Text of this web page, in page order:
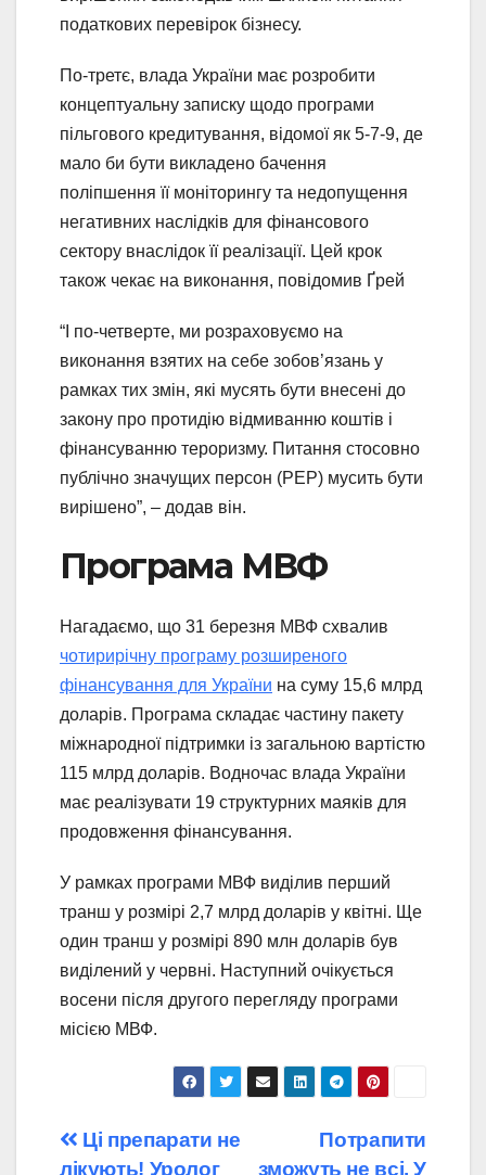
податкових перевірок бізнесу.
По-третє, влада України має розробити
концептуальну записку щодо програми
пільгового кредитування, відомої як 5-7-9, де
мало би бути викладено бачення
поліпшення її моніторингу та недопущення
негативних наслідків для фінансового
сектору внаслідок її реалізації. Цей крок
також чекає на виконання, повідомив Ґрей
“І по-четверте, ми розраховуємо на
виконання взятих на себе зобов’язань у
рамках тих змін, які мусять бути внесені до
закону про протидію відмиванню коштів і
фінансуванню тероризму. Питання стосовно
публічно значущих персон (PEP) мусить бути
вирішено”, – додав він.
Програма МВФ
Нагадаємо, що 31 березня МВФ схвалив
чотирирічну програму розширеного
фінансування для України на суму 15,6 млрд
доларів. Програма складає частину пакету
міжнародної підтримки із загальною вартістю
115 млрд доларів. Водночас влада України
має реалізувати 19 структурних маяків для
продовження фінансування.
У рамках програми МВФ виділив перший
транш у розмірі 2,7 млрд доларів у квітні. Ще
один транш у розмірі 890 млн доларів був
виділений у червні. Наступний очікується
восени після другого перегляду програми
місією МВФ.
Навігація
Потрапити
зможуть не всі. У
Ці препарати не
лікують! Уролог